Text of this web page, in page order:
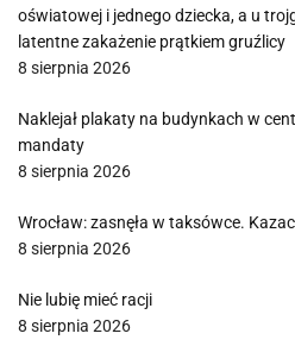
oświatowej i jednego dziecka, a u
latentne zakażenie prątkiem gruźlicy
8 sierpnia 2026
Naklejał plakaty na budynkach w
mandaty
8 sierpnia 2026
Wrocław: zasnęła w taksówce.
8 sierpnia 2026
Nie lubię mieć racji
8 sierpnia 2026